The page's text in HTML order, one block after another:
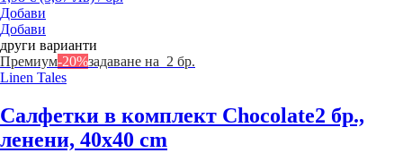
Добави
Добави
други варианти
Премиум-20%задаване на 2 бр.
Linen Tales
Салфетки в комплект Chocolate2 бр.,
ленени, 40x40 cm